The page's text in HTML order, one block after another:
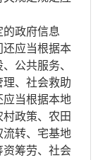
政府信息
还应当根据本
公共服务、
、社会救助
应当根据本地
政策、农田
流转、宅基地
资筹劳、社会